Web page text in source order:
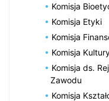
Komisja
Komisja Etyki
Komisja
Komisja
Komisja ds.
Zawodu
Komisja